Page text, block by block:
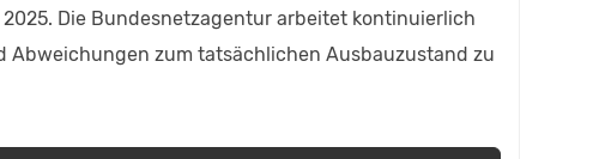
Die Bundesnetzagentur arbeitet kontinuierlich
Abweichungen zum tatsächlichen Ausbauzustand zu